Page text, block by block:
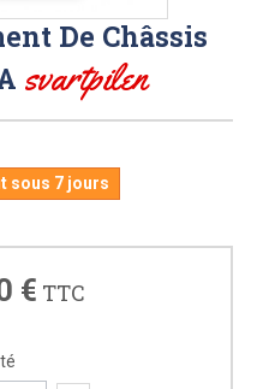
De Châssis
svartpilen
sous 7 jours
€ TTC